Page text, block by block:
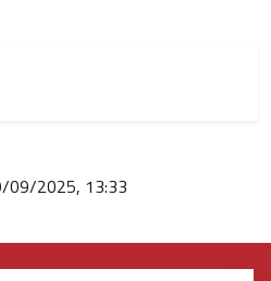
09/2025, 13:33